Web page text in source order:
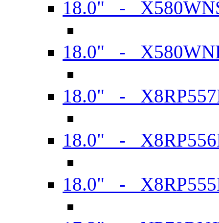
18.0" -
18.0" -
18.0" -
18.0" -
18.0" -